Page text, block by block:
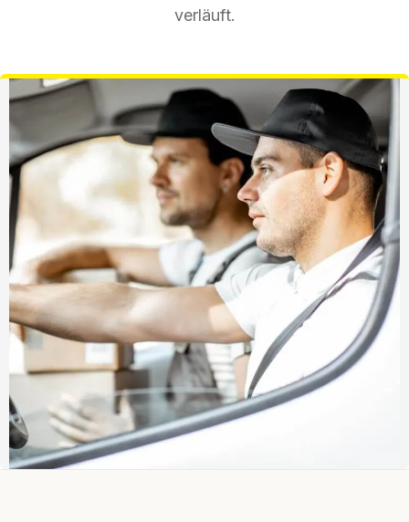
verläuft.